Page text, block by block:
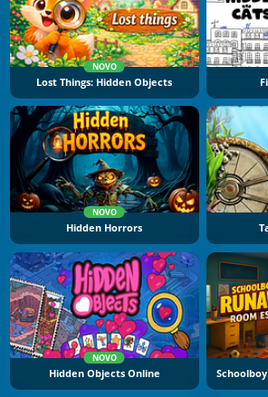
NOVO
Lost Things: Hidden Objects
NOVO
Hidden Horrors
NOVO
Hidden Objects Online